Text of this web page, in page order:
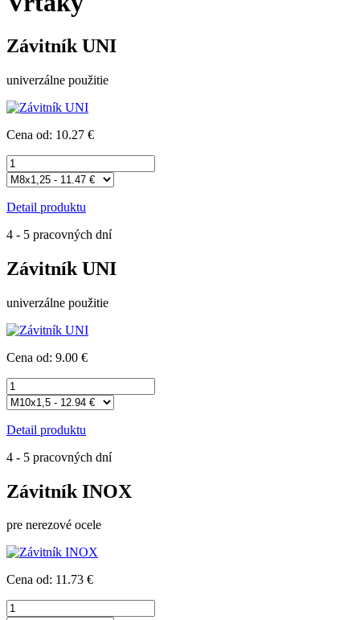
Závitník UNI
univerzálne použitie
Cena od: 10.27 €
Detail produktu
4 - 5 pracovných dní
Závitník UNI
univerzálne použitie
Cena od: 9.00 €
Detail produktu
4 - 5 pracovných dní
Závitník INOX
pre nerezové ocele
Cena od: 11.73 €